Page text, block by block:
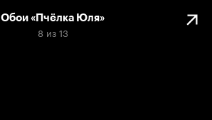
Обои «Пчёлка Юля»
8 из 13